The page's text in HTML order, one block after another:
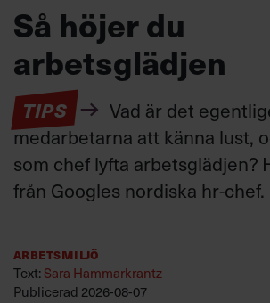
Så höjer du
arbetsglädjen
TIPS
Vad är det
medarbetarna att känna lust,
som chef lyfta arbetsglädjen?
från Googles nordiska hr-chef.
Arbetsmiljö
Text:Sara Hammarkrantz
Publicerad 2026-08-07